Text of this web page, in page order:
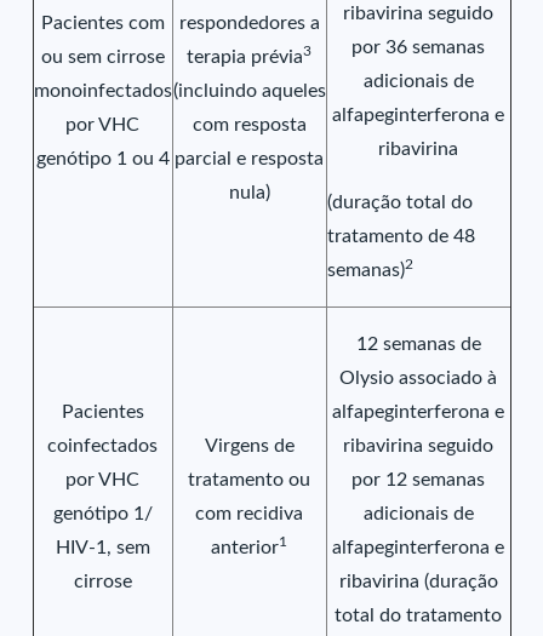
Pacientes com
ou sem cirrose
monoinfectados
por VHC
genótipo 1 ou 4
respondedores a
terapia prévia3
(incluindo aqueles
com resposta
parcial e resposta
nula)
ribavirina seguido
por 36 semanas
adicionais de
alfapeginterferona e
ribavirina
(duração total do
tratamento de 48
semanas)2
Pacientes
coinfectados
por VHC
genótipo 1/
HIV-1, sem
cirrose
Virgens de
tratamento ou
com recidiva
anterior1
12 semanas de
Olysio associado à
alfapeginterferona e
ribavirina seguido
por 12 semanas
adicionais de
alfapeginterferona e
ribavirina (duração
total do tratamento